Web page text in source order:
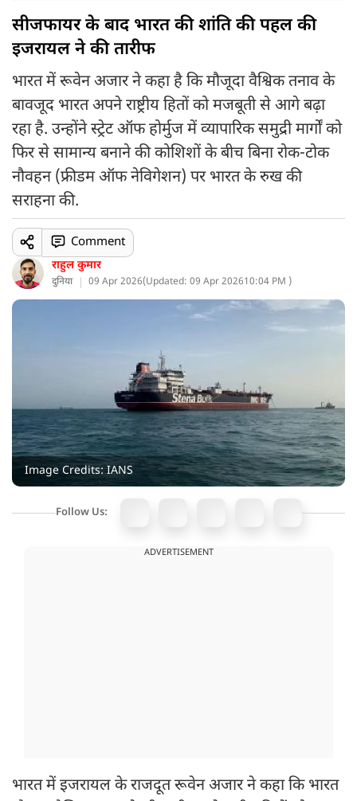
सीजफायर के बाद भारत की शांति की पहल की
इजरायल ने की तारीफ
भारत में रूवेन अजार ने कहा है कि मौजूदा वैश्विक तनाव के
बावजूद भारत अपने राष्ट्रीय हितों को मजबूती से आगे बढ़ा
रहा है. उन्होंने स्ट्रेट ऑफ होर्मुज में व्यापारिक समुद्री मार्गों को
फिर से सामान्य बनाने की कोशिशों के बीच बिना रोक-टोक
नौवहन (फ्रीडम ऑफ नेविगेशन) पर भारत के रुख की
सराहना की.
राहुल कुमार
दुनिया 09 Apr 2026(Updated: 09 Apr 202610:04 PM )
Comment
Image Credits: IANS
Follow Us:
ADVERTISEMENT
भारत में इजरायल के राजदूत रूवेन अजार ने कहा कि भारत